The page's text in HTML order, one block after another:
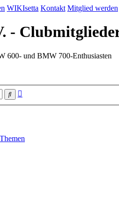
WIKIsetta Kontakt Mitglied werden
-
600- und BMW 700-Enthusiasten
Suche